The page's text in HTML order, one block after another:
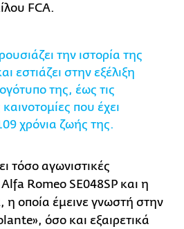
FCA.
την ιστορία της
εστιάζει στην εξέλιξη
της, έως τις
που έχει
χρόνια ζωής της.
τόσο αγωνιστικές
Romeo SE048SP και η
οποία έμεινε γνωστή στην
όσο και εξαιρετικά